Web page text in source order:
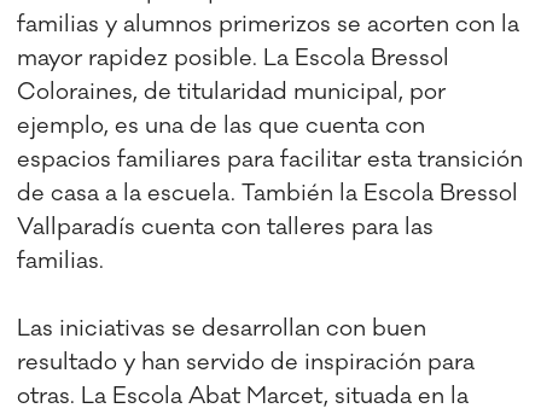
familias y alumnos primerizos se acorten con la
mayor rapidez posible. La Escola Bressol
Coloraines, de titularidad municipal, por
ejemplo, es una de las que cuenta con
espacios familiares para facilitar esta transición
de casa a la escuela. También la Escola Bressol
Vallparadís cuenta con talleres para las
familias.
Las iniciativas se desarrollan con buen
resultado y han servido de inspiración para
otras. La Escola Abat Marcet, situada en la